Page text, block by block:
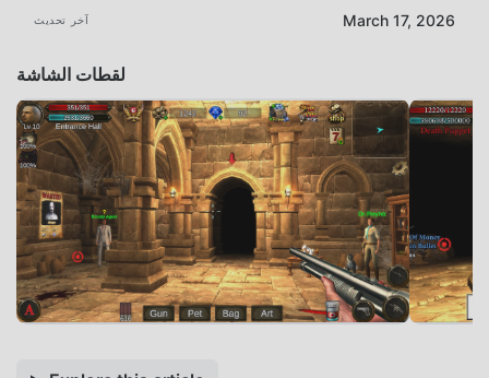
آخر تحديث March 17, 2026
لقطات الشاشة